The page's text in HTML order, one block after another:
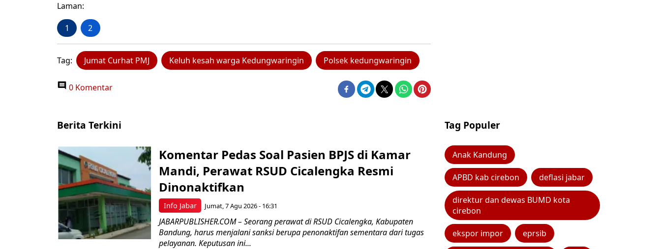
Laman:
1 2
Tag: Jumat Curhat PMJ Keluh kesah warga Kedungwaringin Polsek kedungwaringin
0 Komentar
Berita Terkini
Info Jabar
Komentar Pedas Soal Pasien BPJS di Kamar
Mandi, Perawat RSUD Cicalengka Resmi
Dinonaktifkan
Jumat, 7 Agu 2026 - 16:31
JABARPUBLISHER.COM – Seorang perawat di RSUD Cicalengka, Kabupaten
Bandung, harus menjalani sanksi berupa penonaktifan sementara dari tugas
pelayanan. Keputusan ini...
Tag Populer
Anak Kandung
APBD kab cirebon deflasi jabar
direktur dan dewas BUMD kota
cirebon
ekspor impor eprsib